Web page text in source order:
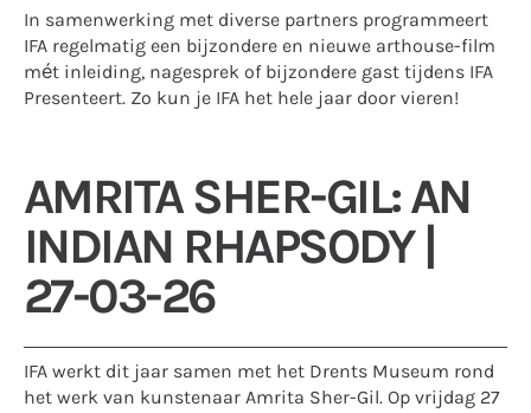
In samenwerking met diverse partners programmeert
IFA regelmatig een bijzondere en nieuwe arthouse-film
mét inleiding, nagesprek of bijzondere gast tijdens IFA
Presenteert. Zo kun je IFA het hele jaar door vieren!
AMRITA SHER-GIL: AN
INDIAN RHAPSODY |
27-03-26
IFA werkt dit jaar samen met het Drents Museum rond
het werk van kunstenaar Amrita Sher-Gil. Op vrijdag 27